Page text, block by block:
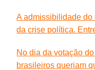
A admissibilidade
da crise política.
No dia da votação
brasileiros queriam